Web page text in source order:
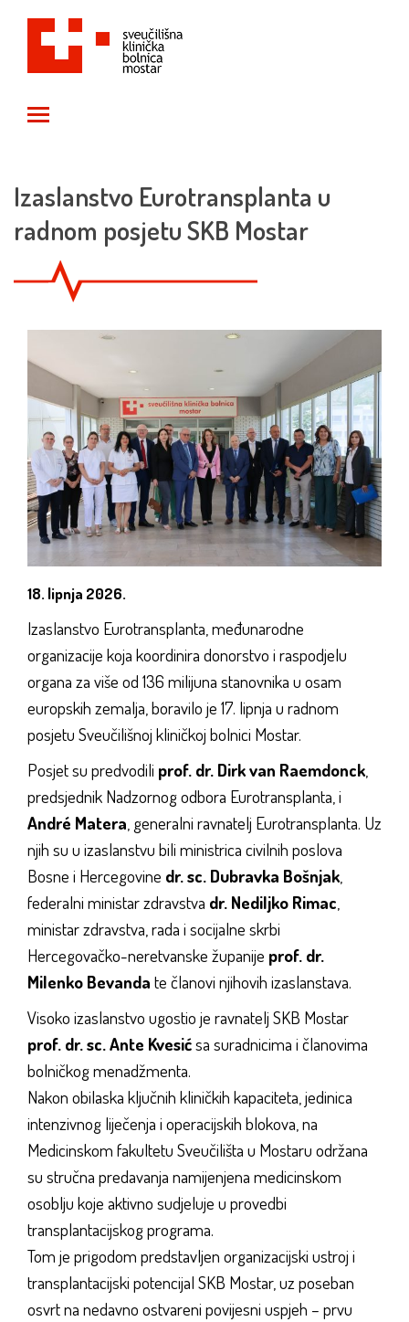
Izaslanstvo Eurotransplanta u
radnom posjetu SKB Mostar
18. lipnja 2026.
Izaslanstvo Eurotransplanta, međunarodne
organizacije koja koordinira donorstvo i raspodjelu
organa za više od 136 milijuna stanovnika u osam
europskih zemalja, boravilo je 17. lipnja u radnom
posjetu Sveučilišnoj kliničkoj bolnici Mostar.
Posjet su predvodili prof. dr. Dirk van Raemdonck
predsjednik Nadzornog odbora Eurotransplanta, i
André Matera , generalni ravnatelj Eurotransplanta. Uz
njih su u izaslanstvu bili ministrica civilnih poslova
Bosne i Hercegovine dr. sc. Dubravka Bošnjak
federalni ministar zdravstva dr. Nediljko Rimac
ministar zdravstva, rada i socijalne skrbi
Hercegovačko-neretvanske županije prof. dr.
Milenko Bevanda te članovi njihovih izaslanstava.
Visoko izaslanstvo ugostio je ravnatelj SKB Mostar
prof. dr. sc. Ante Kvesićsa suradnicima i članovima
bolničkog menadžmenta.
Nakon obilaska ključnih kliničkih kapaciteta, jedinica
intenzivnog liječenja i operacijskih blokova, na
Medicinskom fakultetu Sveučilišta u Mostaru održana
su stručna predavanja namijenjena medicinskom
osoblju koje aktivno sudjeluje u provedbi
transplantacijskog programa.
Tom je prigodom predstavljen organizacijski ustroj i
transplantacijski potencijal SKB Mostar, uz poseban
osvrt na nedavno ostvareni povijesni uspjeh – prvu